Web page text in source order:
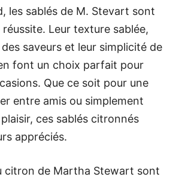
les sablés de M. Stevart sont
Leur texture sablée,
saveurs et leur simplicité de
font un choix parfait pour
Que ce soit pour une
entre amis ou simplement
ces sablés citronnés
appréciés.
citron de Martha Stewart sont